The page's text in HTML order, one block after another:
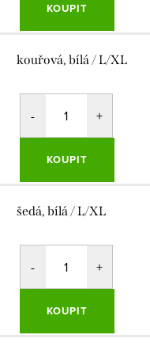
KOUPIT
kouřová, bílá / L/XL
KOUPIT
šedá, bílá / L/XL
KOUPIT